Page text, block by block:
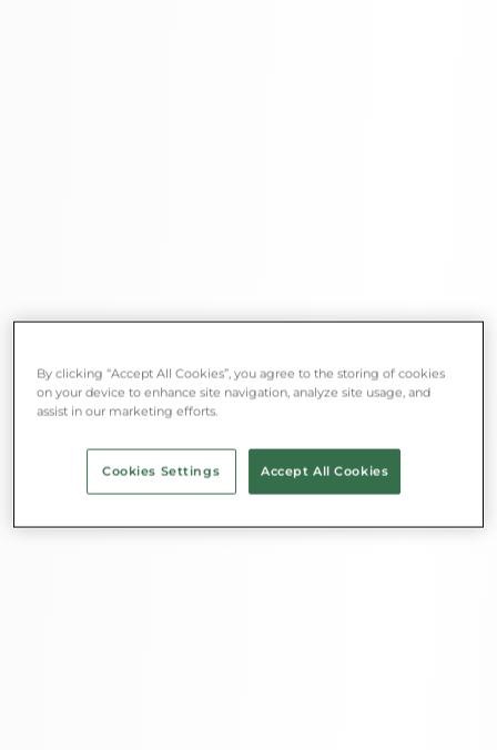
By clicking “Accept All Cookies”, you agree to the storing of cookies
on your device to enhance site navigation, analyze site usage, and
assist in our marketing efforts.
Cookies Settings Accept All Cookies